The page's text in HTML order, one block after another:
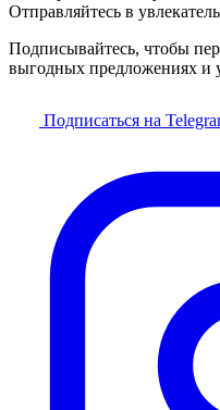
Отправляйтесь в
Подписывайтесь, чтобы
выгодных предложениях и
Подписаться на